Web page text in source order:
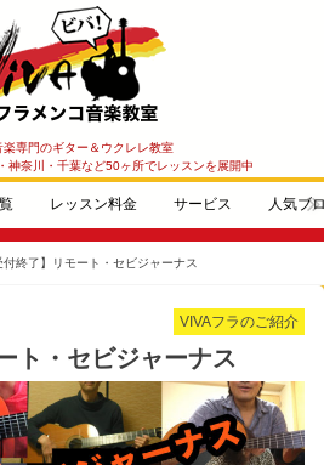
楽専門のギター＆ウクレレ教室
神奈川・千葉など50ヶ所でレッスンを展開中
レッスン料金 サービス 人気ブ
付終了】リモート・セビジャーナス
VIVAフラのご紹介
ト・セビジャーナス